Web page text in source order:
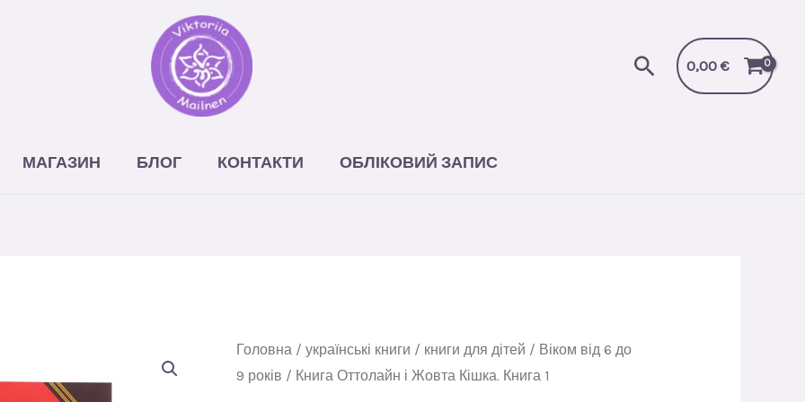
Пошук
0,00 €
МАГАЗИН БЛОГ КОНТАКТИ ОБЛІКОВИЙ ЗАПИС
Головна/ українські книги / книги для дітей / Віком від 6 до
9 років / Книга Оттолайн і Жовта Кішка. Книга 1
Книга
Оттолайн